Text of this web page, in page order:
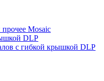
Mosaic
DLP
с гибкой крышкой DLP